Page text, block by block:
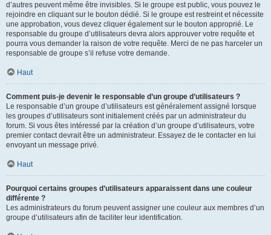
d’autres peuvent même être invisibles. Si le groupe est public, vous pouvez le
rejoindre en cliquant sur le bouton dédié. Si le groupe est restreint et nécessite
une approbation, vous devez cliquer également sur le bouton approprié. Le
responsable du groupe d’utilisateurs devra alors approuver votre requête et
pourra vous demander la raison de votre requête. Merci de ne pas harceler un
responsable de groupe s’il refuse votre demande.
Haut
Comment puis-je devenir le responsable d’un groupe d’utilisateurs ?
Le responsable d’un groupe d’utilisateurs est généralement assigné lorsque
les groupes d’utilisateurs sont initialement créés par un administrateur du
forum. Si vous êtes intéressé par la création d’un groupe d’utilisateurs, votre
premier contact devrait être un administrateur. Essayez de le contacter en lui
envoyant un message privé.
Haut
Pourquoi certains groupes d’utilisateurs apparaissent dans une couleur
différente ?
Les administrateurs du forum peuvent assigner une couleur aux membres d’un
groupe d’utilisateurs afin de faciliter leur identification.